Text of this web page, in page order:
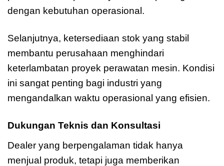
dengan kebutuhan operasional.
Selanjutnya, ketersediaan stok yang stabil
membantu perusahaan menghindari
keterlambatan proyek perawatan mesin. Kondisi
ini sangat penting bagi industri yang
mengandalkan waktu operasional yang efisien.
Dukungan Teknis dan Konsultasi
Dealer yang berpengalaman tidak hanya
menjual produk, tetapi juga memberikan